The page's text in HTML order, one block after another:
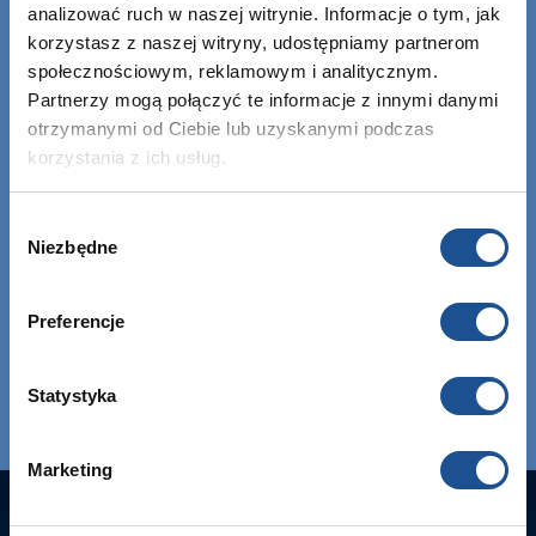
analizować ruch w naszej witrynie. Informacje o tym, jak
korzystasz z naszej witryny, udostępniamy partnerom
społecznościowym, reklamowym i analitycznym.
Partnerzy mogą połączyć te informacje z innymi danymi
otrzymanymi od Ciebie lub uzyskanymi podczas
korzystania z ich usług.
zgody
Niezbędne
Preferencje
Statystyka
Marketing
REGON: 122843907
+48 12 307 06 35